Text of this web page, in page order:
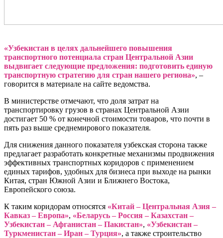
«Узбекистан в целях дальнейшего повышения
транспортного потенциала стран Центральной Азии
выдвигает следующие предложения: подготовить единую
транспортную стратегию для стран нашего региона», –
говорится в материале на сайте ведомства.
В министерстве отмечают, что доля затрат на
транспортировку грузов в странах Центральной Азии
достигает 50 % от конечной стоимости товаров, что почти в
пять раз выше среднемирового показателя.
Для снижения данного показателя узбекская сторона также
предлагает разработать конкретные механизмы продвижения
эффективных транспортных коридоров с применением
единых тарифов, удобных для бизнеса при выходе на рынки
Китая, стран Южной Азии и Ближнего Востока,
Европейского союза.
К таким коридорам относятся «Китай – Центральная Азия –
Кавказ – Европа», «Беларусь – Россия – Казахстан –
Узбекистан – Афганистан – Пакистан», «Узбекистан –
Туркменистан – Иран – Турция», а также строительство